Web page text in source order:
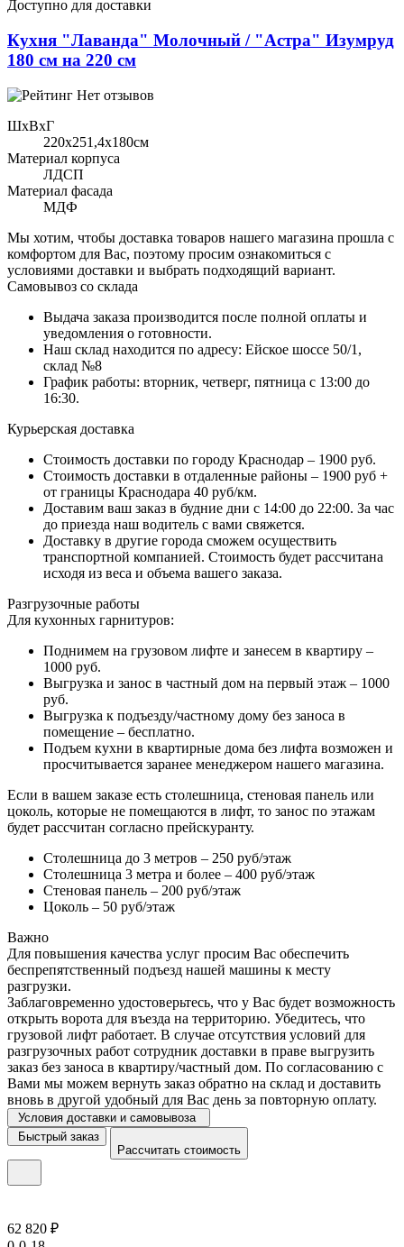
Доступно для доставки
Кухня "Лаванда" Молочный / "Астра" Изумруд
180 см на 220 см
Нет отзывов
ШхВхГ
220x251,4х180см
Материал корпуса
ЛДСП
Материал фасада
МДФ
Мы хотим, чтобы доставка товаров нашего магазина прошла с
комфортом для Вас, поэтому просим ознакомиться с
условиями доставки и выбрать подходящий вариант.
Самовывоз со склада
Выдача заказа производится после полной оплаты и
уведомления о готовности.
Наш склад находится по адресу: Ейское шоссе 50/1,
склад №8
График работы: вторник, четверг, пятница с 13:00 до
16:30.
Курьерская доставка
Стоимость доставки по городу Краснодар – 1900 руб.
Стоимость доставки в отдаленные районы – 1900 руб +
от границы Краснодара 40 руб/км.
Доставим ваш заказ в будние дни с 14:00 до 22:00. За час
до приезда наш водитель с вами свяжется.
Доставку в другие города сможем осуществить
транспортной компанией. Стоимость будет рассчитана
исходя из веса и объема вашего заказа.
Разгрузочные работы
Для кухонных гарнитуров:
Поднимем на грузовом лифте и занесем в квартиру –
1000 руб.
Выгрузка и занос в частный дом на первый этаж – 1000
руб.
Выгрузка к подъезду/частному дому без заноса в
помещение – бесплатно.
Подъем кухни в квартирные дома без лифта возможен и
просчитывается заранее менеджером нашего магазина.
Если в вашем заказе есть столешница, стеновая панель или
цоколь, которые не помещаются в лифт, то занос по этажам
будет рассчитан согласно прейскуранту.
Столешница до 3 метров – 250 руб/этаж
Столешница 3 метра и более – 400 руб/этаж
Стеновая панель – 200 руб/этаж
Цоколь – 50 руб/этаж
Важно
Для повышения качества услуг просим Вас обеспечить
беспрепятственный подъезд нашей машины к месту
разгрузки.
Заблаговременно удостоверьтесь, что у Вас будет возможность
открыть ворота для въезда на территорию. Убедитесь, что
грузовой лифт работает. В случае отсутствия условий для
разгрузочных работ сотрудник доставки в праве выгрузить
заказ без заноса в квартиру/частный дом. По согласованию с
Вами мы можем вернуть заказ обратно на склад и доставить
вновь в другой удобный для Вас день за повторную оплату.
Условия доставки и самовывоза
Быстрый заказ
Рассчитать стоимость
62 820 ₽